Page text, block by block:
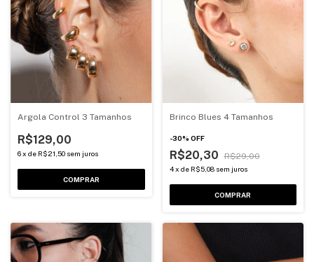
Argola Control 3 Tamanhos
R$129,00
6x de R$21,50 sem juros
COMPRAR
Brinco Blues 4 Tamanhos
-30% OFF
R$20,30 R$29,00
4 x de R$5,08 sem juros
COMPRAR